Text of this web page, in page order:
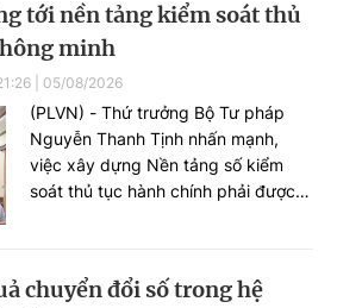
thiện dự thảo Luật theo hướng xây
dựng Hải quan số, Hải quan thông
minh, chuyển mạnh từ tư duy quản
tới nền tảng kiểm soát thủ
minh
05/08/2026
(PLVN) - Thứ trưởng Bộ Tư pháp
Nguyễn Thanh Tịnh nhấn mạnh,
việc xây dựng Nền tảng số kiểm
soát thủ tục hành chính phải được
tác thủ công bằng công nghệ, mà
chuyển đổi số trong hệ